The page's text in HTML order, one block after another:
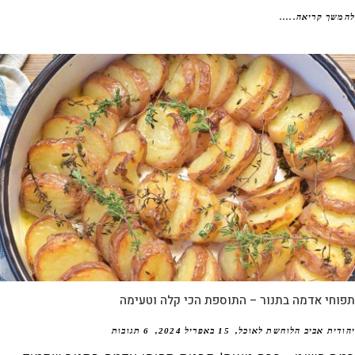
קריאה.....
אדמה בתנור – התוספת הכי קלה וטעימה
אביב הלוחשת לאוכל 15 באפריל 2024 6 תגובות